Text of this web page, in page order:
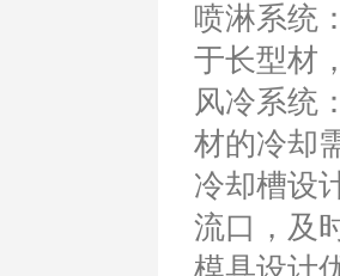
喷淋系统
于长型材
风冷系统
材的冷却
冷却槽设
流口，及